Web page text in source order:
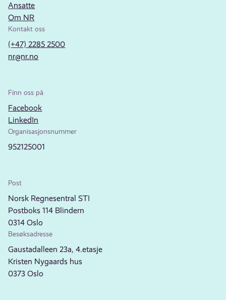
Ansatte
Om NR
Kontakt oss
(+47) 2285 2500
nr@nr.no
Finn oss på
Facebook
LinkedIn
Organisasjonsnummer
952125001
Post
Norsk Regnesentral STI
Postboks 114 Blindern
0314 Oslo
Besøksadresse
Gaustadalleen 23a, 4.etasje
Kristen Nygaards hus
0373 Oslo